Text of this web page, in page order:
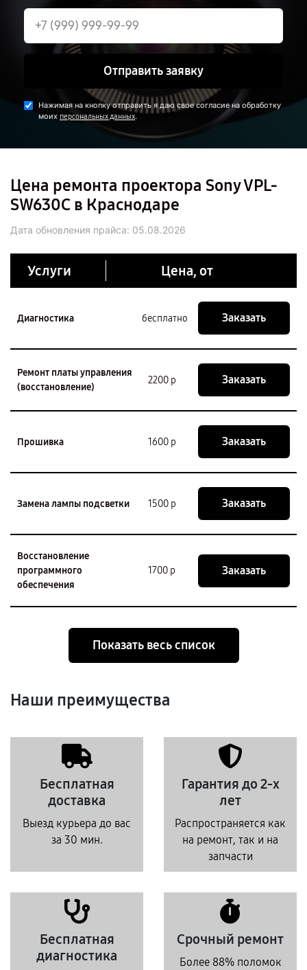
Отправить заявку
Нажимая на кнопку отправить я даю свое согласие на обработку
моих персональных данных.
Цена ремонта проектора Sony VPL-
SW630C в Краснодаре
Дата обновления прайса: 05.08.2026
Услуги Цена, от
Диагностика бесплатно Заказать
Ремонт платы управления
(восстановление)
2200 р Заказать
Прошивка 1600 р Заказать
Замена лампы подсветки 1500 р Заказать
Восстановление
программного
обеспечения
1700 р Заказать
Показать весь список
Наши преимущества
Бесплатная
доставка
Выезд курьера до вас
за 30 мин.
Гарантия до 2-х
лет
Распространяется как
на ремонт, так и на
запчасти
Бесплатная
диагностика
Срочный ремонт
Более 88% поломок